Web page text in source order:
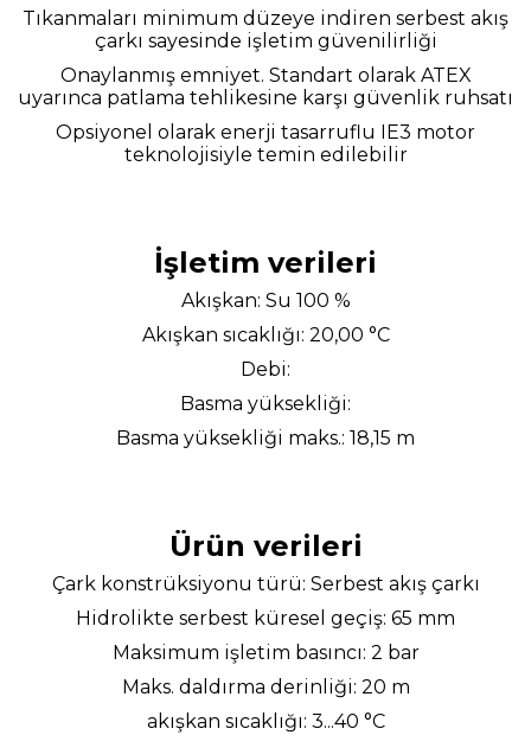
Tıkanmaları minimum düzeye indiren serbest akış
çarkı sayesinde işletim güvenilirliği
Onaylanmış emniyet. Standart olarak ATEX
uyarınca patlama tehlikesine karşı güvenlik ruhsatı
Opsiyonel olarak enerji tasarruflu IE3 motor
teknolojisiyle temin edilebilir
İşletim verileri
Akışkan: Su 100 %
Akışkan sıcaklığı: 20,00 °C
Debi:
Basma yüksekliği:
Basma yüksekliği maks.: 18,15 m
Ürün verileri
Çark konstrüksiyonu türü: Serbest akış çarkı
Hidrolikte serbest küresel geçiş: 65 mm
Maksimum işletim basıncı: 2 bar
Maks. daldırma derinliği: 20 m
akışkan sıcaklığı: 3...40 °C